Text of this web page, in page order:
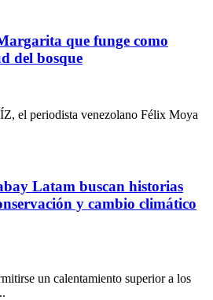
que funge como
del bosque
el periodista venezolano Félix Moya
Latam buscan historias
y cambio climático
un calentamiento superior a los